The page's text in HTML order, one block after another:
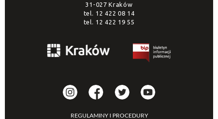
31-027 Kraków
tel. 12 422 08 14
tel. 12 422 19 55
REGULAMINY I PROCEDURY